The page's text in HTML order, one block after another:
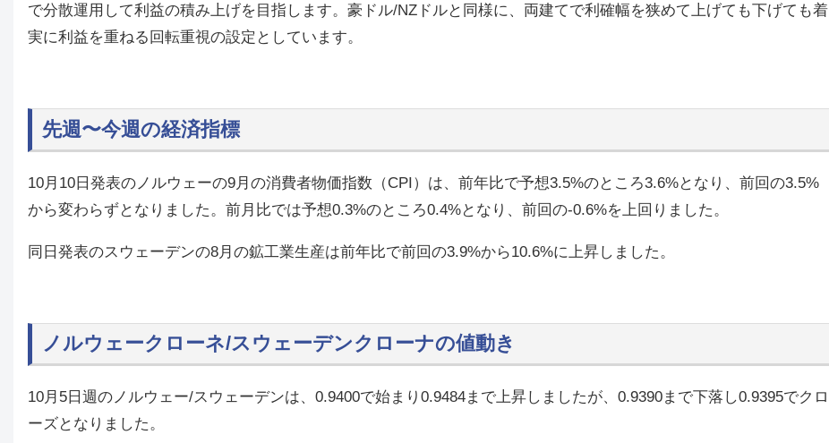
で分散運用して利益の積み上げを目指します。豪ドル/NZドルと同様に、両建てで利確幅を狭めて上げても下げても着
実に利益を重ねる回転重視の設定としています。
先週〜今週の経済指標
10月10日発表のノルウェーの9月の消費者物価指数（CPI）は、前年比で予想3.5%のところ3.6%となり、前回の3.5%
から変わらずとなりました。前月比では予想0.3%のところ0.4%となり、前回の-0.6%を上回りました。
同日発表のスウェーデンの8月の鉱工業生産は前年比で前回の3.9%から10.6%に上昇しました。
ノルウェークローネ/スウェーデンクローナの値動き
10月5日週のノルウェー/スウェーデンは、0.9400で始まり0.9484まで上昇しましたが、0.9390まで下落し0.9395でクロ
ーズとなりました。